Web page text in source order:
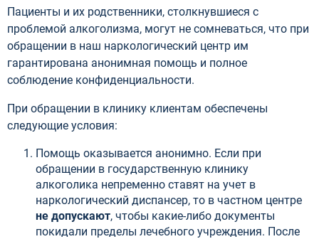
Пациенты и их родственники, столкнувшиеся с
проблемой алкоголизма, могут не сомневаться, что при
обращении в наш наркологический центр им
гарантирована анонимная помощь и полное
соблюдение конфиденциальности.
При обращении в клинику клиентам обеспечены
следующие условия:
Помощь оказывается анонимно. Если при
обращении в государственную клинику
алкоголика непременно ставят на учет в
наркологический диспансер, то в частном центре
не допускают, чтобы какие-либо документы
покидали пределы лечебного учреждения. После